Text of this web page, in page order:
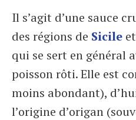
Il s’agit d’une sauce
des régions de Sicile
qui se sert en général
poisson rôti. Elle est
moins abondant),
l’origine d’origan